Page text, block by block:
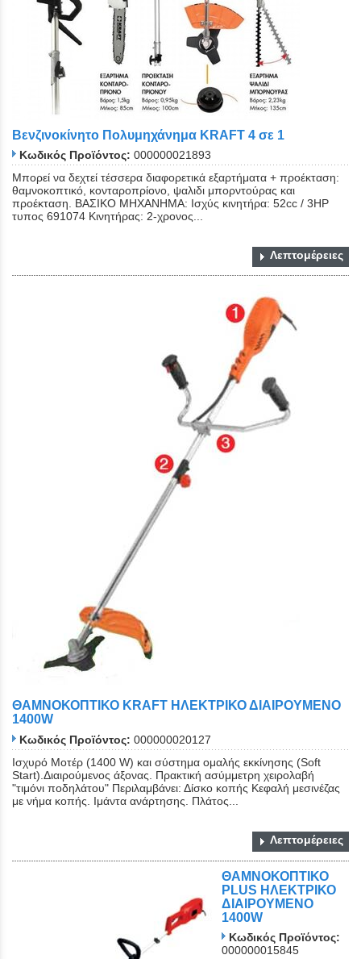
Βενζινοκίνητο Πολυμηχάνημα KRAFT 4 σε 1
Κωδικός Προϊόντος: 000000021893
Μπορεί να δεχτεί τέσσερα διαφορετικά εξαρτήματα + προέκταση:
θαμνοκοπτικό, κονταροπρίονο, ψαλιδι μπορντούρας και
προέκταση. ΒΑΣΙΚΟ ΜΗΧΑΝΗΜΑ: Ισχύς κινητήρα: 52cc / 3HP
τυπος 691074 Κινητήρας: 2-χρονος...
Λεπτομέρειες
ΘΑΜΝΟΚΟΠΤΙΚΟ KRAFT ΗΛΕΚΤΡΙΚΟ ΔΙΑΙΡΟΥΜΕΝΟ
1400W
Κωδικός Προϊόντος: 000000020127
Ισχυρό Μοτέρ (1400 W) και σύστημα ομαλής εκκίνησης (Soft
Start).Διαιρούμενος άξονας. Πρακτική ασύμμετρη χειρολαβή
"τιμόνι ποδηλάτου" Περιλαμβάνει: Δίσκο κοπής Κεφαλή μεσινέζας
με νήμα κοπής. Ιμάντα ανάρτησης. Πλάτος...
Λεπτομέρειες
ΘΑΜΝΟΚΟΠΤΙΚΟ
PLUS ΗΛΕΚΤΡΙΚΟ
ΔΙΑΙΡΟΥΜΕΝΟ
1400W
Κωδικός Προϊόντος:
000000015845